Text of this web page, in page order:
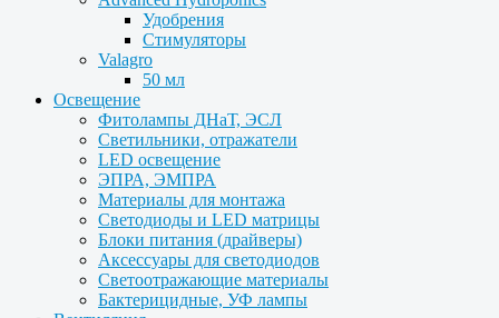
Удобрения
Стимуляторы
Valagro
50 мл
Освещение
Фитолампы ДНаТ, ЭСЛ
Светильники, отражатели
LED освещение
ЭПРА, ЭМПРА
Материалы для монтажа
Светодиоды и LED матрицы
Блоки питания (драйверы)
Аксессуары для светодиодов
Светоотражающие материалы
Бактерицидные, УФ лампы